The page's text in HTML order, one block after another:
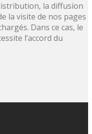
la diffusion
la visite de nos pages
Dans ce cas, le
l’accord du